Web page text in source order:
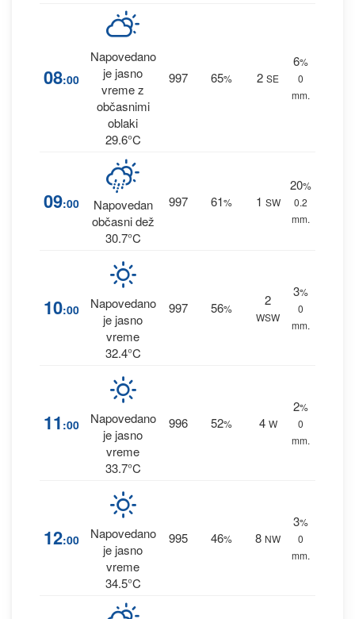
08:00
Napovedano
je jasno
vreme z
občasnimi
oblaki
29.6°C
997 65% 2 SE
6%
0
mm.
09:00
Napovedan
občasni dež
30.7°C
997 61% 1 SW
20%
0.2
mm.
10:00
Napovedano
je jasno
vreme
32.4°C
997 56%
2
WSW
3%
0
mm.
11 :00
Napovedano
je jasno
vreme
33.7°C
996 52% 4 W
2%
0
mm.
12:00
Napovedano
je jasno
vreme
34.5°C
995 46% 8 NW
3%
0
mm.